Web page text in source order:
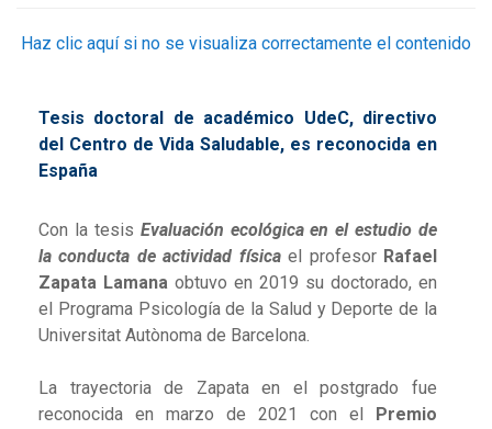
Haz clic aquí si no se visualiza correctamente el contenido
Tesis doctoral de académico UdeC, directivo
del Centro de Vida Saludable, es reconocida en
España
Con la tesis Evaluación ecológica en el estudio de
la conducta de actividad físicael profesor Rafael
Zapata Lamana obtuvo en 2019 su doctorado, en
el Programa Psicología de la Salud y Deporte de la
Universitat Autònoma de Barcelona.
La trayectoria de Zapata en el postgrado fue
reconocida en marzo de 2021 con el
Premio